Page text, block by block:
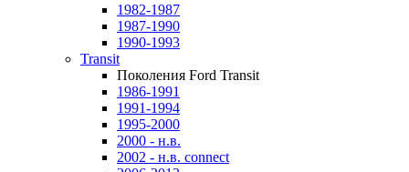
1982-1987
1987-1990
1990-1993
Transit
Поколения Ford Transit
1986-1991
1991-1994
1995-2000
2000 - н.в.
2002 - н.в. connect